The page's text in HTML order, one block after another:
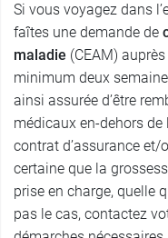
Si vous voyagez dans
faîtes une demande de
maladie (CEAM)
minimum deux
ainsi assurée d’être
médicaux en-dehors
contrat d’assurance et/
certaine que la
prise en charge, quelle
pas le cas, contactez